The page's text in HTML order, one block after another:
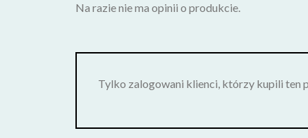
Na razie nie ma opinii o produkcie.
Tylko zalogowani klienci, którzy kupili ten